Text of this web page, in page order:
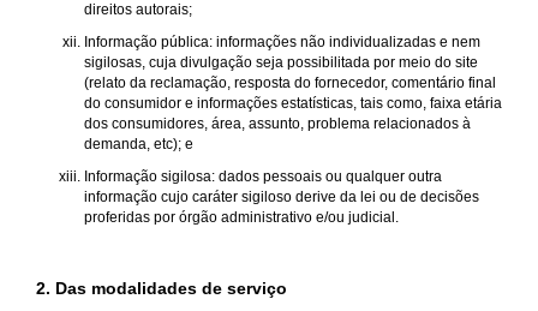
direitos autorais;
Informação pública: informações não individualizadas e nem
sigilosas, cuja divulgação seja possibilitada por meio do site
(relato da reclamação, resposta do fornecedor, comentário final
do consumidor e informações estatísticas, tais como, faixa etária
dos consumidores, área, assunto, problema relacionados à
demanda, etc); e
Informação sigilosa: dados pessoais ou qualquer outra
informação cujo caráter sigiloso derive da lei ou de decisões
proferidas por órgão administrativo e/ou judicial.
2. Das modalidades de serviço